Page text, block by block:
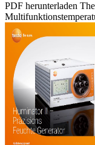
PDF herunterladen